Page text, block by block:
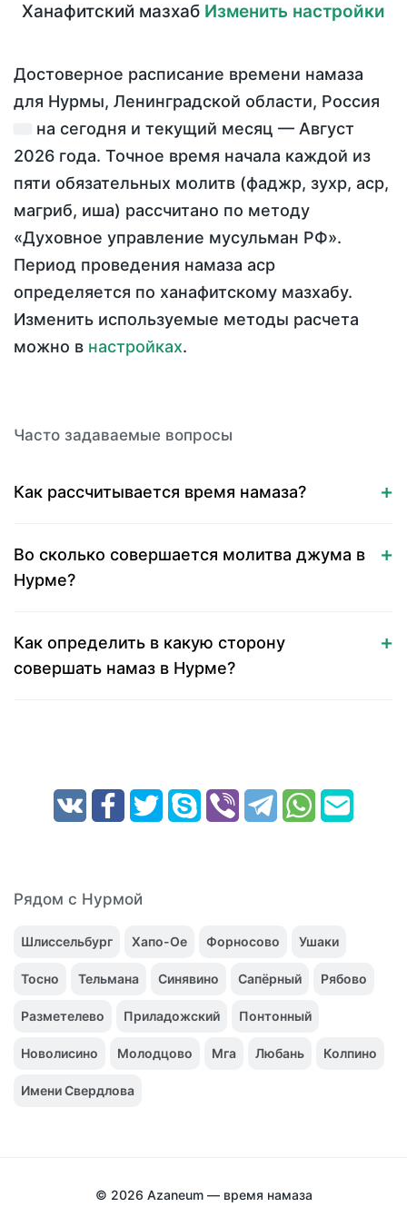
Ханафитский мазхаб Изменить настройки
Достоверное расписание времени намаза
для Нурмы, Ленинградской области, Россия
на сегодня и текущий месяц — Август
2026 года. Точное время начала каждой из
пяти обязательных молитв (фаджр, зухр, аср,
магриб, иша) рассчитано по методу
«Духовное управление мусульман РФ».
Период проведения намаза аср
определяется по ханафитскому мазхабу.
Изменить используемые методы расчета
можно в настройках.
Часто задаваемые вопросы
Как рассчитывается время намаза?
Во сколько совершается молитва джума в
Нурме?
Как определить в какую сторону
совершать намаз в Нурме?
Рядом с Нурмой
Шлиссельбург Хапо-Ое Форносово Ушаки
Тосно Тельмана Синявино Сапёрный Рябово
Разметелево Приладожский Понтонный
Новолисино Молодцово Мга Любань Колпино
Имени Свердлова
© 2026 Azaneum — время намаза